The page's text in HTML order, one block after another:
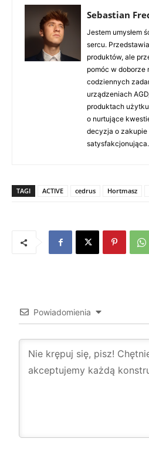
Sebastian
Jestem umysłem
sercu.
produktów, ale
pomóc w doborze
codziennych
urządzeniach
produktach
o nurtujące
decyzja o zakupie
satysfakcjonująca.
TAGI ACTIVE cedrus Hortmasz
Powiadomienia